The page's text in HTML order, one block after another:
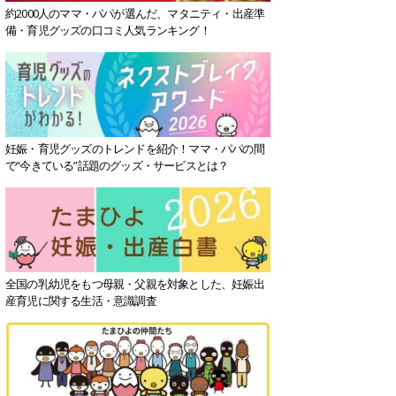
約2000人のママ・パパが選んだ、マタニティ・出産準
備・育児グッズの口コミ人気ランキング！
妊娠・育児グッズのトレンドを紹介！ママ・パパの間
で“今きている”話題のグッズ・サービスとは？
全国の乳幼児をもつ母親・父親を対象とした、妊娠出
産育児に関する生活・意識調査